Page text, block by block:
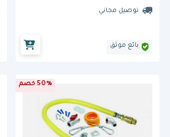
توصيل مجاني
بائع موثق
50% خصم